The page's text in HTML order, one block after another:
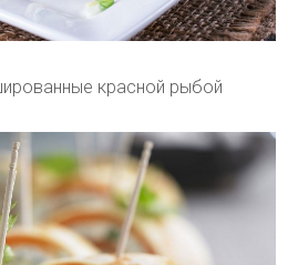
красной рыбой